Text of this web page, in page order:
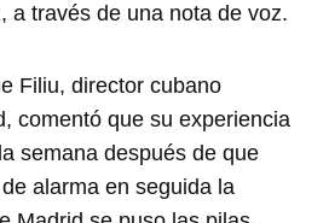
a través de una nota de voz.
Filiu, director cubano
comentó que su experiencia
semana después de que
alarma en seguida la